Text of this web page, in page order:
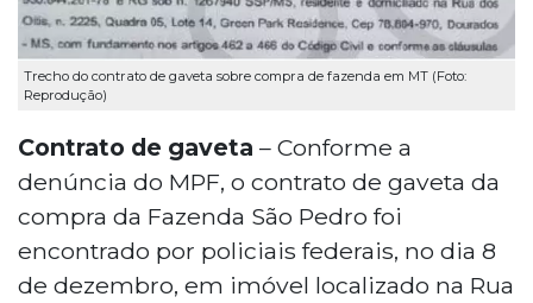
Trecho do contrato de gaveta sobre compra de fazenda em MT (Foto:
Reprodução)
Contrato de gaveta – Conforme a
denúncia do MPF, o contrato de gaveta da
compra da Fazenda São Pedro foi
encontrado por policiais federais, no dia 8
de dezembro, em imóvel localizado na Rua